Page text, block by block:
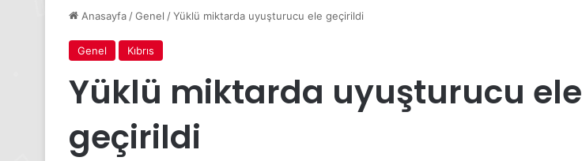
Anasayfa /Genel /Yüklü miktarda uyuşturucu ele geçirildi
Genel Kıbrıs
Yüklü miktarda uyuşturucu ele
geçirildi